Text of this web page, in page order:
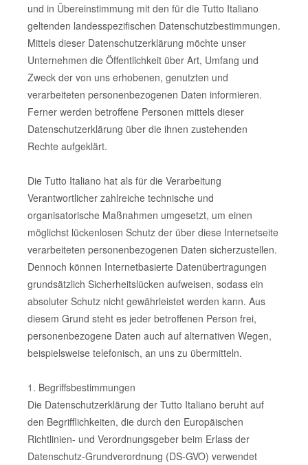
und in Übereinstimmung mit den für die Tutto Italiano
geltenden landesspezifischen Datenschutzbestimmungen.
Mittels dieser Datenschutzerklärung möchte unser
Unternehmen die Öffentlichkeit über Art, Umfang und
Zweck der von uns erhobenen, genutzten und
verarbeiteten personenbezogenen Daten informieren.
Ferner werden betroffene Personen mittels dieser
Datenschutzerklärung über die ihnen zustehenden
Rechte aufgeklärt.
Die Tutto Italiano hat als für die Verarbeitung
Verantwortlicher zahlreiche technische und
organisatorische Maßnahmen umgesetzt, um einen
möglichst lückenlosen Schutz der über diese Internetseite
verarbeiteten personenbezogenen Daten sicherzustellen.
Dennoch können Internetbasierte Datenübertragungen
grundsätzlich Sicherheitslücken aufweisen, sodass ein
absoluter Schutz nicht gewährleistet werden kann. Aus
diesem Grund steht es jeder betroffenen Person frei,
personenbezogene Daten auch auf alternativen Wegen,
beispielsweise telefonisch, an uns zu übermitteln.
1. Begriffsbestimmungen
Die Datenschutzerklärung der Tutto Italiano beruht auf
den Begrifflichkeiten, die durch den Europäischen
Richtlinien- und Verordnungsgeber beim Erlass der
Datenschutz-Grundverordnung (DS-GVO) verwendet